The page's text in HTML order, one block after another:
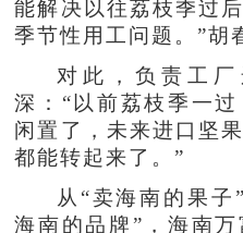
能解决以往荔枝季过
季节性用工问题。”胡
对此，负责工
深：“以前荔枝季一
闲置了，未来进口坚
都能转起来了。”
从“卖海南的果子
海南的品牌”，海南